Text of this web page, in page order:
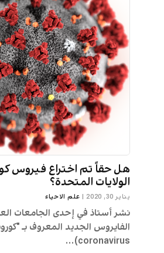
هل حقاً تم اختراع فيروس
الولايات المتحدة؟
يناير 30, 2020 | علم الاحیاء
نشر أستاذ في إحدى الجامعات
coronavirus)...